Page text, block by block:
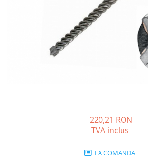
Contoare energie termica
Sisteme de degivrare
Incalzitoare pe motorina / gaz
Generatoare de abur
Detectoare si regulatoare de gaz si
Producere apa calda menajera
220,21 RON
TVA inclus
LA COMANDA